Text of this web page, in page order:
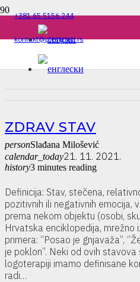
+381 65 5156 244
kontakt@plesigrad.rs
ZDRAV STAV
personSlađana Milošević
calendar_today21. 11. 2021.
history3 minutes reading
Definicija: Stav, stečena,
pozitivnih ili negativnih emocija,
prema nekom objektu (osobi,
Hrvatska enciklopedija, mrežno
primera: “Posao je gnjavaža”,
je poklon”. Neki od ovih stavova
logoterapiji imamo definisane
radi…